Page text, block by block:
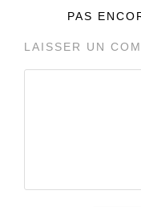
PAS
LAISSER UN